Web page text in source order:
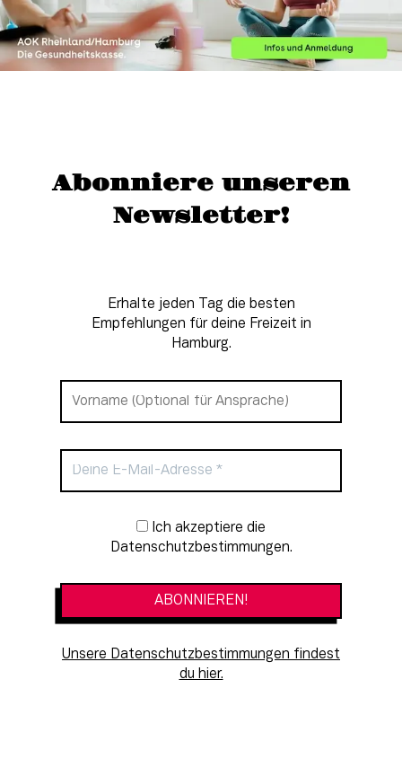
Abonniere unseren
Newsletter!
Erhalte jeden Tag die besten
Empfehlungen für deine Freizeit in
Hamburg.
Newsletter-Anmeldung
Datenschutzbestimmungen.
Unsere Datenschutzbestimmungen findest
du hier.